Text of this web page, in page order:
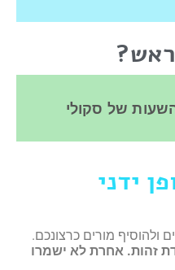
של סקולי
ידני
ולהוסיף מורים כרצונכם.
זהות. אחרת לא ישמרו